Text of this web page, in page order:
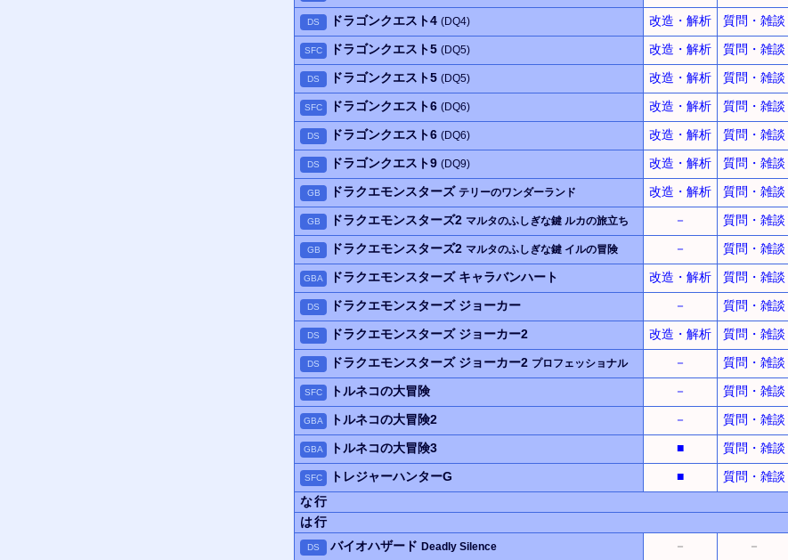
DS ドラゴンクエスト4 (DQ4) 改造・解析 質問・雑談
SFC ドラゴンクエスト5 (DQ5) 改造・解析 質問・雑談
DS ドラゴンクエスト5 (DQ5) 改造・解析 質問・雑談
SFC ドラゴンクエスト6 (DQ6) 改造・解析 質問・雑談
DS ドラゴンクエスト6 (DQ6) 改造・解析 質問・雑談
DS ドラゴンクエスト9 (DQ9) 改造・解析 質問・雑談
GB ドラクエモンスターズ テリーのワンダーランド 改造・解析 質問・雑談
GB ドラクエモンスターズ2 マルタのふしぎな鍵 ルカの旅立ち － 質問・雑談
GB ドラクエモンスターズ2 マルタのふしぎな鍵 イルの冒険 － 質問・雑談
GBA ドラクエモンスターズ キャラバンハート 改造・解析 質問・雑談
DS ドラクエモンスターズ ジョーカー － 質問・雑談
DS ドラクエモンスターズ ジョーカー2 改造・解析 質問・雑談
DS ドラクエモンスターズ ジョーカー2 プロフェッショナル － 質問・雑談
SFC トルネコの大冒険 － 質問・雑談
GBA トルネコの大冒険2 － 質問・雑談
GBA トルネコの大冒険3 ■ 質問・雑談
SFC トレジャーハンターG ■ 質問・雑談
な行
は行
DS バイオハザード Deadly Silence － －